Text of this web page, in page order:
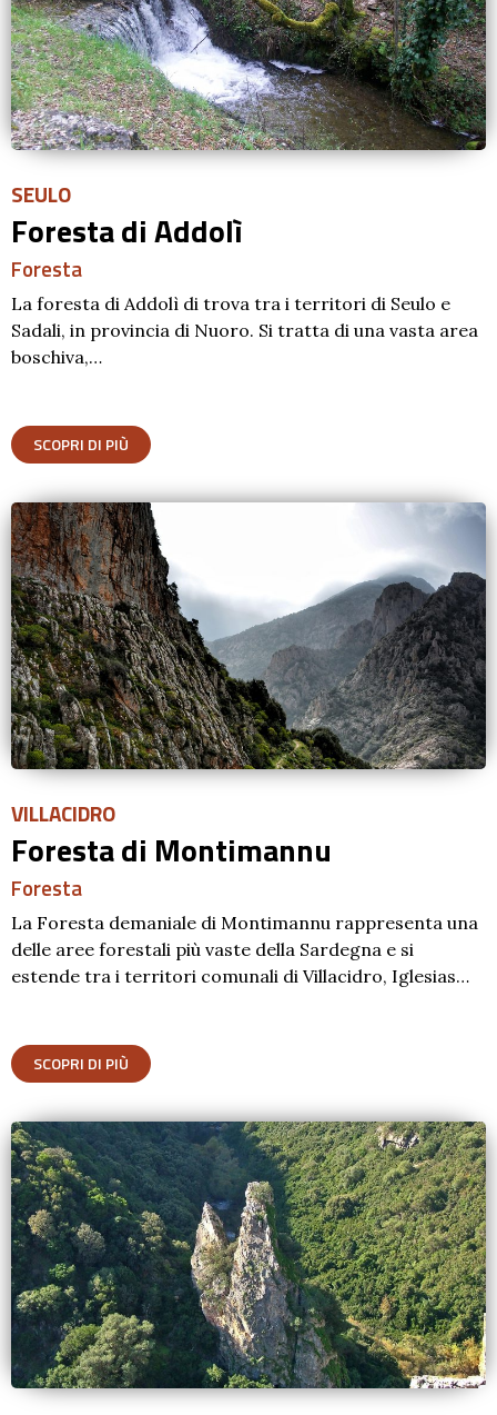
SEULO
Foresta di Addolì
Foresta
La foresta di Addolì di trova tra i territori di Seulo e
Sadali, in provincia di Nuoro. Si tratta di una vasta area
boschiva,…
SCOPRI DI PIÙ
VILLACIDRO
Foresta di Montimannu
Foresta
La Foresta demaniale di Montimannu rappresenta una
delle aree forestali più vaste della Sardegna e si
estende tra i territori comunali di Villacidro, Iglesias…
SCOPRI DI PIÙ